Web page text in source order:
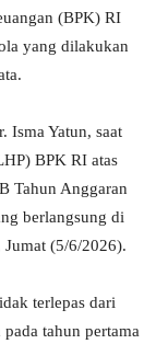
(BPK) RI
yang dilakukan
Isma Yatun, saat
BPK RI atas
Tahun Anggaran
berlangsung di
(5/6/2026).
terlepas dari
tahun pertama